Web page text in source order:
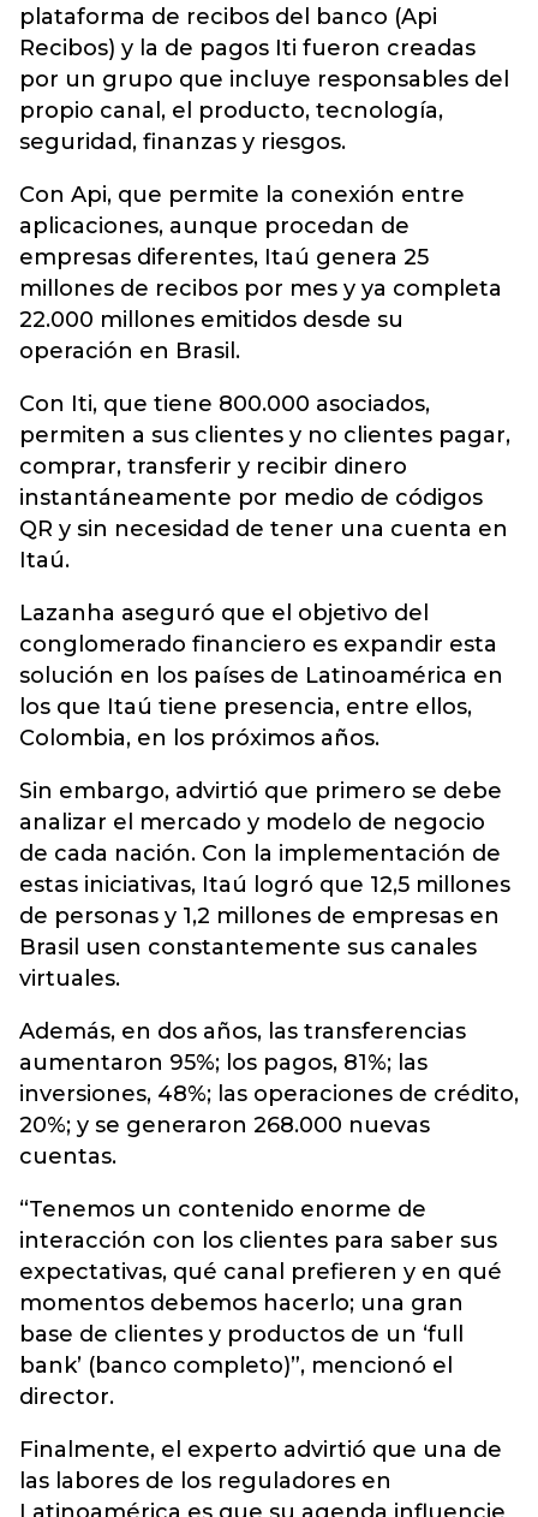
plataforma de recibos del banco (Api
Recibos) y la de pagos Iti fueron creadas
por un grupo que incluye responsables del
propio canal, el producto, tecnología,
seguridad, finanzas y riesgos.
Con Api, que permite la conexión entre
aplicaciones, aunque procedan de
empresas diferentes, Itaú genera 25
millones de recibos por mes y ya completa
22.000 millones emitidos desde su
operación en Brasil.
Con Iti, que tiene 800.000 asociados,
permiten a sus clientes y no clientes pagar,
comprar, transferir y recibir dinero
instantáneamente por medio de códigos
QR y sin necesidad de tener una cuenta en
Itaú.
Lazanha aseguró que el objetivo del
conglomerado financiero es expandir esta
solución en los países de Latinoamérica en
los que Itaú tiene presencia, entre ellos,
Colombia, en los próximos años.
Sin embargo, advirtió que primero se debe
analizar el mercado y modelo de negocio
de cada nación. Con la implementación de
estas iniciativas, Itaú logró que 12,5 millones
de personas y 1,2 millones de empresas en
Brasil usen constantemente sus canales
virtuales.
Además, en dos años, las transferencias
aumentaron 95%; los pagos, 81%; las
inversiones, 48%; las operaciones de crédito,
20%; y se generaron 268.000 nuevas
cuentas.
“Tenemos un contenido enorme de
interacción con los clientes para saber sus
expectativas, qué canal prefieren y en qué
momentos debemos hacerlo; una gran
base de clientes y productos de un ‘full
bank’ (banco completo)”, mencionó el
director.
Finalmente, el experto advirtió que una de
las labores de los reguladores en